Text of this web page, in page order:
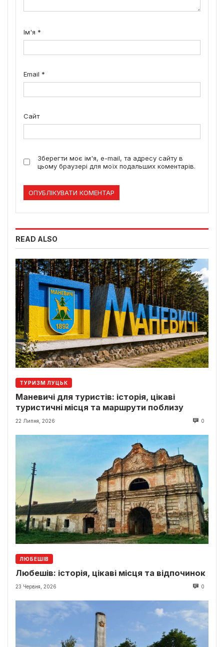
Ім'я *
Email *
Сайт
Зберегти моє ім'я, e-mail, та адресу сайту в
цьому браузері для моїх подальших коментарів.
READ ALSO
ТУРИЗМ ЛУЦЬК
Маневичі для туристів: історія, цікаві
туристичні місця та маршрути поблизу
22 Липня, 2026 0
ЛЮБЕШІВ
Любешів: історія, цікаві місця та відпочинок
23 Червня, 2026 0